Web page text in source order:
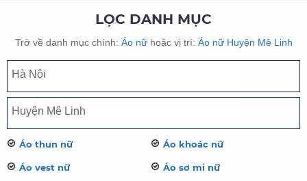
LỌC DANH MỤC
Trở về danh mục chính: Áo nữhoặc vị trí: Áo nữ Huyện Mê Linh
Áo thun nữ Áo khoác nữ
Áo vest nữ Áo sơ mi nữ